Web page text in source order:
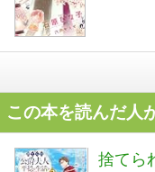
この本を読んだ人
捨てら